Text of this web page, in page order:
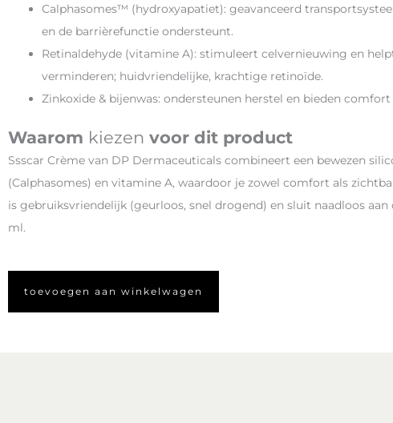
Calphasomes™ (hydroxyapatiet): geavanceerd
en de barrièrefunctie ondersteunt.
Retinaldehyde (vitamine A): stimuleert celvernieuwing en
verminderen; huidvriendelijke, krachtige retinoïde.
Zinkoxide & bijenwas: ondersteunen herstel en bieden
Waarom kiezen voor dit product
Ssscar Crème van DP Dermaceuticals combineert een bewezen
(Calphasomes) en vitamine A, waardoor je zowel comfort als
is gebruiksvriendelijk (geurloos, snel drogend) en sluit naadloos aan
ml.
toevoegen aan winkelwagen